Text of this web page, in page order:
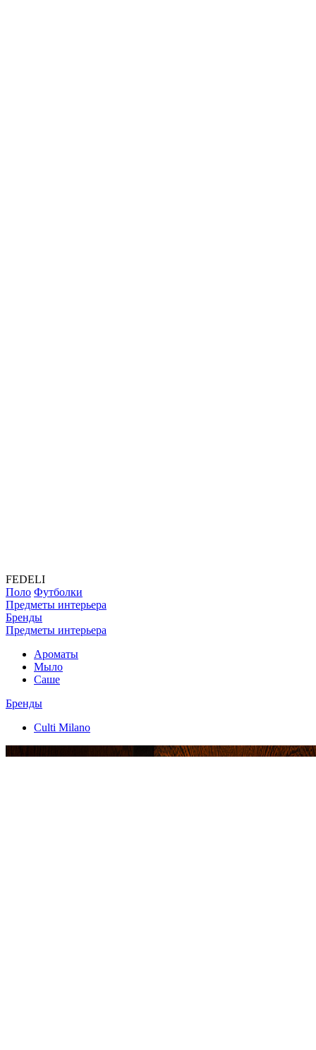
FEDELI
Поло Футболки
Предметы интерьера
Бренды
Предметы интерьера
Ароматы
Мыло
Саше
Бренды
Culti Milano